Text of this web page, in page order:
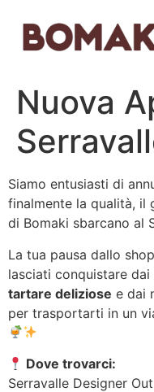
Nuova
Siamo entusiasti di
finalmente la qualità, il
di Bomaki sbarcano al
La tua pausa dallo
lasciati conquistare dai
tartare deliziose e dai
per trasportarti in un
Dove trovarci:
Serravalle Designer